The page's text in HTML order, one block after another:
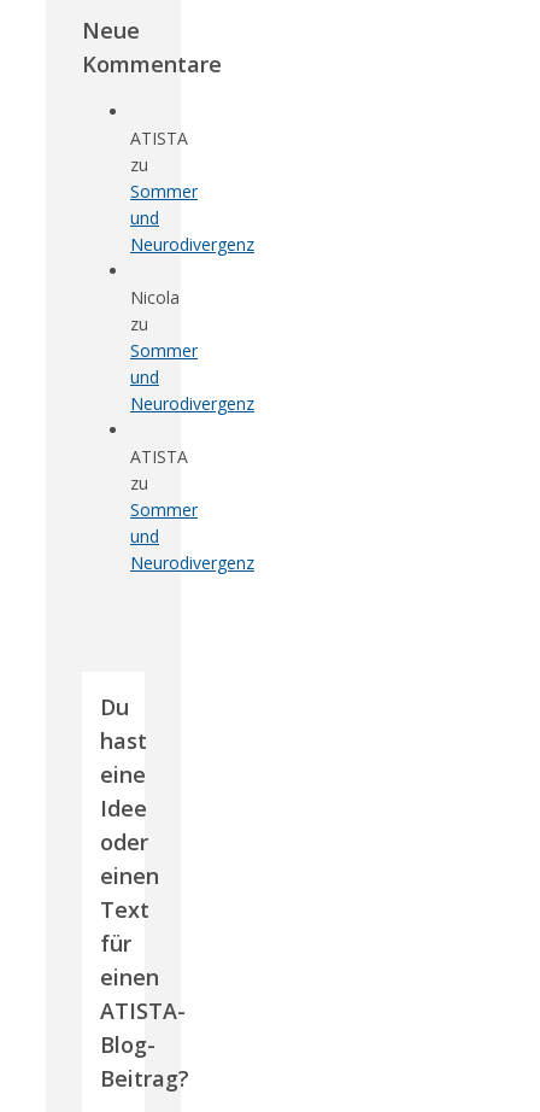
Neue
Kommentare
ATISTA
zu
Sommer
und
Neurodivergenz
Nicola
zu
Sommer
und
Neurodivergenz
ATISTA
zu
Sommer
und
Neurodivergenz
Du
hast
eine
Idee
oder
einen
Text
für
einen
ATISTA-
Blog-
Beitrag?